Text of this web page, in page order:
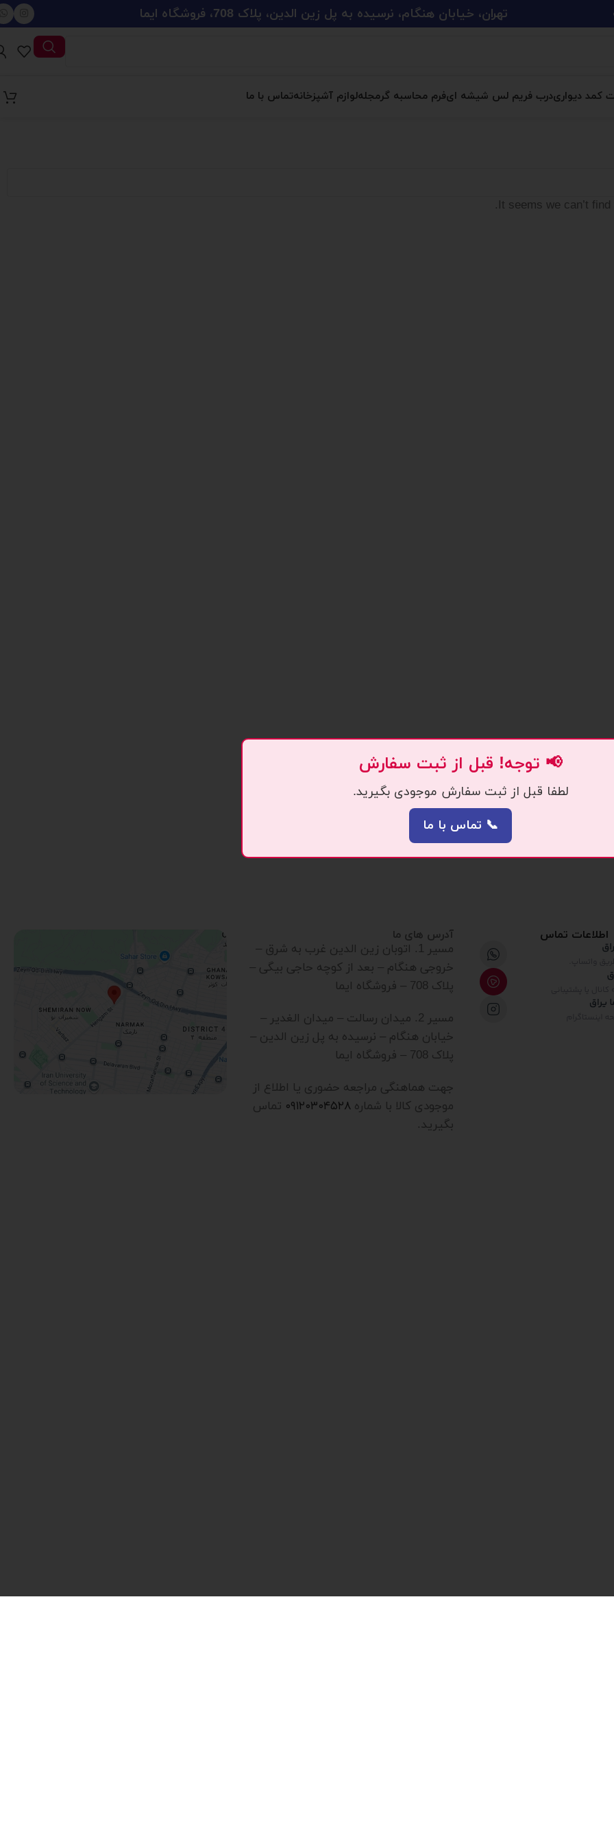
تهران، خیابان هنگام، نرسیده به پل زین الدین، پلاک 708، فروشگاه ایما
کمد دیواریدرب فریم لس شیشه ایفرم محاسبه گرمجلهلوازم آشپزخانهتماس با ما
It seems we can’t
اطلاعات تماس آدرس های ما
مسیر 1. اتوبان زین الدین غرب به شرق –
خروجی هنگام – بعد از کوچه حاجی بیگی –
پلاک 708 – فروشگاه ایما
مسیر 2. میدان رسالت – میدان الغدیر –
خیابان هنگام – نرسیده به پل زین الدین –
پلاک 708 – فروشگاه ایما
جهت هماهنگی مراجعه حضوری یا اطلاع از
موجودی کالا با شماره ۰۹۱۲۰۳۰۴۵۲۸ تماس
بگیرید.
📢 توجه! قبل از ثبت سفارش
لطفا قبل از ثبت سفارش موجودی بگیرید.
📞 تماس با ما